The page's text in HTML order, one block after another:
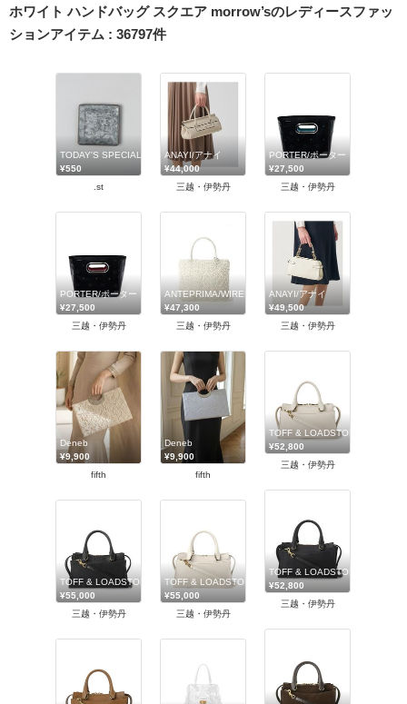
ホワイト ハンドバッグ スクエア morrow’sのレディースファッ
ションアイテム : 36797件
TODAY'S SPECIAL
¥550
.st
ANAYI/アナイ
¥44,000
三越・伊勢丹
PORTER/ポーター
¥27,500
三越・伊勢丹
PORTER/ポーター
¥27,500
三越・伊勢丹
ANTEPRIMA/WIREBAG (Women)/アンテプリマ/ワイヤー
¥47,300
三越・伊勢丹
ANAYI/アナイ
¥49,500
三越・伊勢丹
Deneb
¥9,900
fifth
Deneb
¥9,900
fifth
TOFF & LOADSTONE (Women/
¥52,800
三越・伊勢丹
TOFF & LOADSTONE (Women/
¥52,800
三越・伊勢丹
TOFF & LOADSTONE (Women/Men)/トフ＆ロードストーン
¥55,000
三越・伊勢丹
TOFF & LOADSTONE (Women/Men)/トフ＆ロードストー
¥55,000
三越・伊勢丹